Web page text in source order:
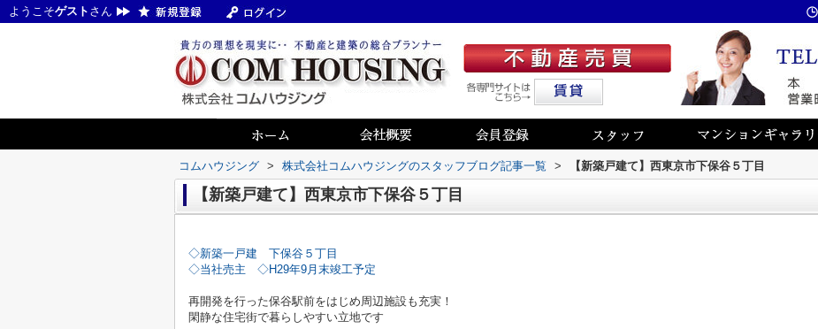
ようこそゲスト さん
コムハウジング > 株式会社コムハウジングのスタッフブログ記事一覧 > 【新築戸建て】西東京市下保谷５丁目
【新築戸建て】西東京市下保谷５丁目
◇新築一戸建 下保谷５丁目
◇当社売主 ◇H29年9月末竣工予定
再開発を行った保谷駅前をはじめ周辺施設も充実！
閑静な住宅街で暮らしやすい立地です